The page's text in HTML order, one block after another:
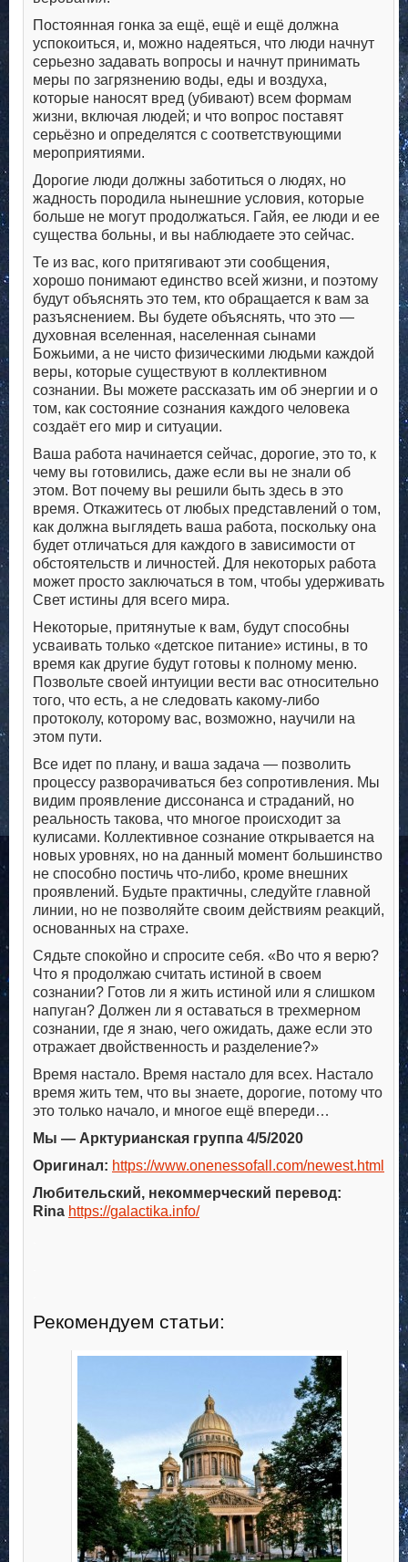
Постоянная гонка за ещё, ещё и ещё должна
успокоиться, и, можно надеяться, что люди начнут
серьезно задавать вопросы и начнут принимать
меры по загрязнению воды, еды и воздуха,
которые наносят вред (убивают) всем формам
жизни, включая людей; и что вопрос поставят
серьёзно и определятся с соответствующими
мероприятиями.
Дорогие люди должны заботиться о людях, но
жадность породила нынешние условия, которые
больше не могут продолжаться. Гайя, ее люди и ее
существа больны, и вы наблюдаете это сейчас.
Те из вас, кого притягивают эти сообщения,
хорошо понимают единство всей жизни, и поэтому
будут объяснять это тем, кто обращается к вам за
разъяснением. Вы будете объяснять, что это —
духовная вселенная, населенная сынами
Божьими, а не чисто физическими людьми каждой
веры, которые существуют в коллективном
сознании. Вы можете рассказать им об энергии и о
том, как состояние сознания каждого человека
создаёт его мир и ситуации.
Ваша работа начинается сейчас, дорогие, это то, к
чему вы готовились, даже если вы не знали об
этом. Вот почему вы решили быть здесь в это
время. Откажитесь от любых представлений о том,
как должна выглядеть ваша работа, поскольку она
будет отличаться для каждого в зависимости от
обстоятельств и личностей. Для некоторых работа
может просто заключаться в том, чтобы удерживать
Свет истины для всего мира.
Некоторые, притянутые к вам, будут способны
усваивать только «детское питание» истины, в то
время как другие будут готовы к полному меню.
Позвольте своей интуиции вести вас относительно
того, что есть, а не следовать какому-либо
протоколу, которому вас, возможно, научили на
этом пути.
Все идет по плану, и ваша задача — позволить
процессу разворачиваться без сопротивления. Мы
видим проявление диссонанса и страданий, но
реальность такова, что многое происходит за
кулисами. Коллективное сознание открывается на
новых уровнях, но на данный момент большинство
не способно постичь что-либо, кроме внешних
проявлений. Будьте практичны, следуйте главной
линии, но не позволяйте своим действиям реакций,
основанных на страхе.
Сядьте спокойно и спросите себя. «Во что я верю?
Что я продолжаю считать истиной в своем
сознании? Готов ли я жить истиной или я слишком
напуган? Должен ли я оставаться в трехмерном
сознании, где я знаю, чего ожидать, даже если это
отражает двойственность и разделение?»
Время настало. Время настало для всех. Настало
время жить тем, что вы знаете, дорогие, потому что
это только начало, и многое ещё впереди…
Мы — Арктурианская группа 4/5/2020
Оригинал: https://www.onenessofall.com/newest.html
Любительский, некоммерческий перевод:
Rina https://galactika.info/
Рекомендуем статьи: